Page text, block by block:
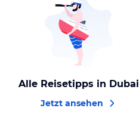
Alle Reisetipps in Dubai
Jetzt ansehen